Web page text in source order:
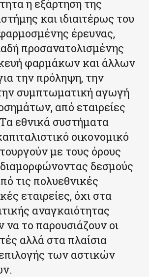
η εξάρτηση της
και ιδιαιτέρως του
έρευνας,
προσανατολισμένης
φαρμάκων και άλλων
την πρόληψη, την
συμπτωματική αγωγή
από εταιρείες
εθνικά συστήματα
οικονομικό
με τους όρους
δεσμούς
τις πολυεθνικές
εταιρείες, όχι στα
αναγκαιότητας
το παρουσιάζουν οι
αλλά στα πλαίσια
των αστικών